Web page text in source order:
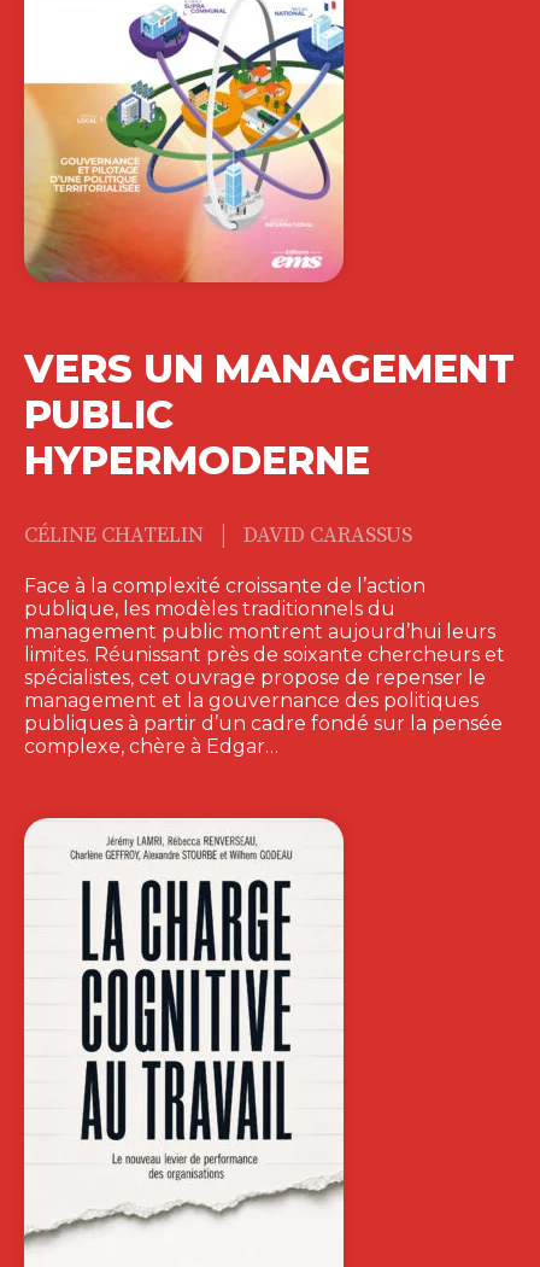
VERS UN MANAGEMENT
PUBLIC
HYPERMODERNE
CÉLINE CHATELIN DAVID CARASSUS
Face à la complexité croissante de l’action
publique, les modèles traditionnels du
management public montrent aujourd’hui leurs
limites. Réunissant près de soixante chercheurs et
spécialistes, cet ouvrage propose de repenser le
management et la gouvernance des politiques
publiques à partir d’un cadre fondé sur la pensée
complexe, chère à Edgar…